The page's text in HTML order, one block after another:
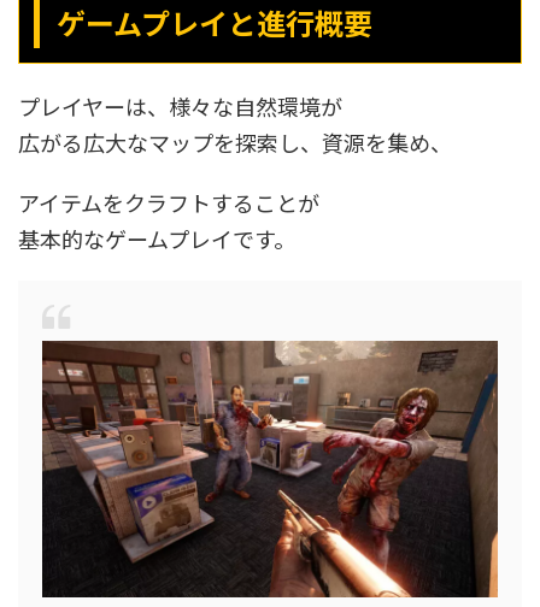
ゲームプレイと進行概要
プレイヤーは、様々な自然環境が
広がる広大なマップを探索し、資源を集め、
アイテムをクラフトすることが
基本的なゲームプレイです。